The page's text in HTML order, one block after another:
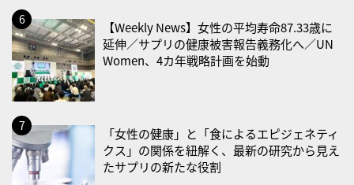
・血管内破砕術（IVL）の日
2026/09/01(火)
・がん征圧月間
・世界アルツハイマー月間
・健康増進普及月間
・歯ヂカラ探究月間
・職場の健康診断実施強化月間
・大腸がん検診の日
【Weekly News】女性の平均寿命87.33歳に
延伸／サプリの健康被害報告義務化へ／UN
Women、4カ年戦略計画を始動
「女性の健康」と「食によるエピジェネティ
クス」の関係を紐解く、最新の研究から見え
たサプリの新たな役割